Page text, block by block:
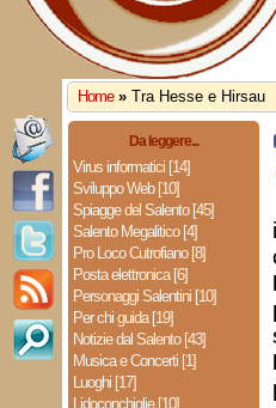
Home » Tra Hesse e Hirsau
Da leggere...
Virus informatici [14]
Sviluppo Web [10]
Spiagge del Salento [45]
Salento Megalitico [4]
Pro Loco Cutrofiano [8]
Posta elettronica [6]
Personaggi Salentini [10]
Per chi guida [19]
Notizie dal Salento [43]
Musica e Concerti [1]
Luoghi [17]
Lidoconchiglie [10]